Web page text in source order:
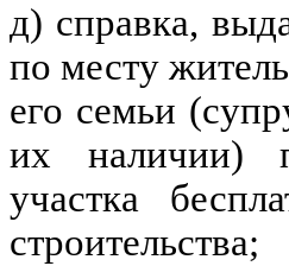
д) справка,
по месту
его семьи
их наличии)
участка
строительства;